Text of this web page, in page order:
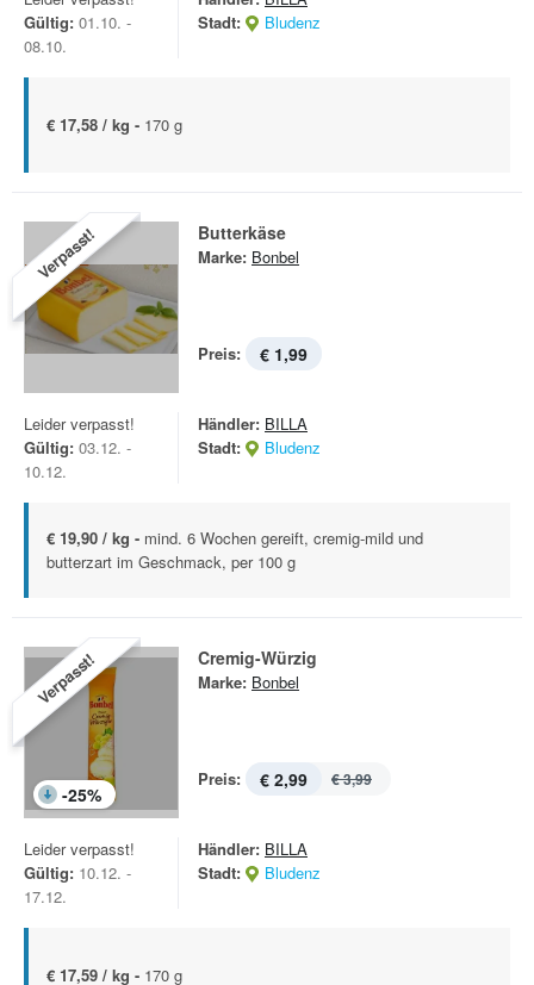
Gültig: 01.10. -
08.10.
Stadt:
Bludenz
€ 17,58 / kg - 170 g
Verpasst! Butterkäse
Marke: Bonbel
Preis: € 1,99
Leider verpasst!
Gültig: 03.12. -
10.12.
Händler: BILLA
Stadt:
Bludenz
€ 19,90 / kg - mind. 6 Wochen gereift, cremig-mild und
butterzart im Geschmack, per 100 g
Verpasst!
-25%
Cremig-Würzig
Marke: Bonbel
Preis: € 2,99 € 3,99
Leider verpasst!
Gültig: 10.12. -
17.12.
Händler: BILLA
Stadt:
Bludenz
€ 17,59 / kg - 170 g